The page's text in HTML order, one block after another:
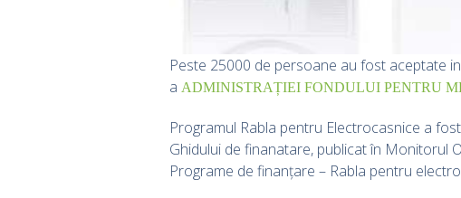
Peste 25000 de persoane au fost aceptate
a ADMINISTRAȚIEI FONDULUI PENTRU
Programul Rabla pentru Electrocasnice a
Ghidului de finanatare, publicat în Monitorul
Programe de finanțare – Rabla pentru